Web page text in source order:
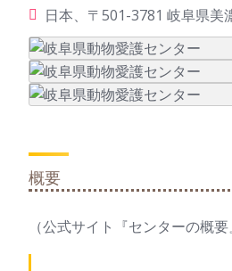
日本、〒501-3781 岐阜県美
概要
（公式サイト『センターの概要